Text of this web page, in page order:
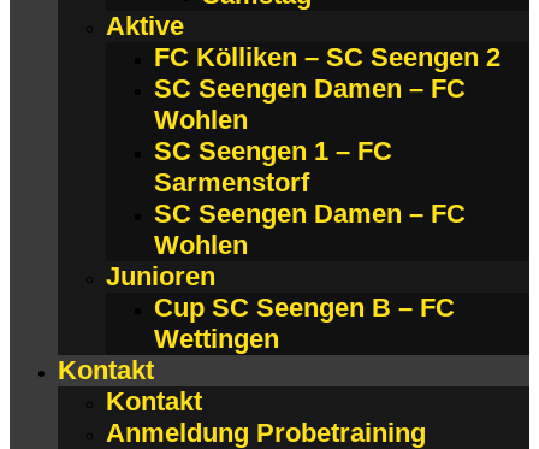
Aktive
FC Kölliken – SC Seengen 2
SC Seengen Damen – FC
Wohlen
SC Seengen 1 – FC
Sarmenstorf
SC Seengen Damen – FC
Wohlen
Junioren
Cup SC Seengen B – FC
Wettingen
Kontakt
Kontakt
Anmeldung Probetraining